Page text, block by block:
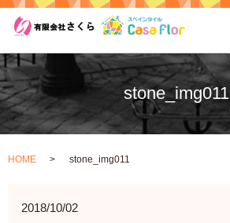
stone_img011
HOME stone_img011
2018/10/02